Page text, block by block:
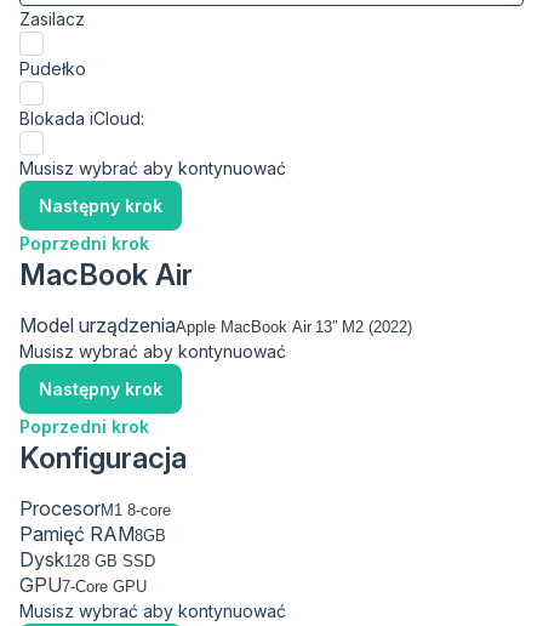
Zasilacz
Pudełko
Blokada iCloud:
Musisz wybrać aby kontynuować
Następny krok
Poprzedni krok
MacBook Air
Model urządzenia
Musisz wybrać aby kontynuować
Następny krok
Poprzedni krok
Konfiguracja
Procesor
Pamięć RAM
Dysk
GPU
Musisz wybrać aby kontynuować